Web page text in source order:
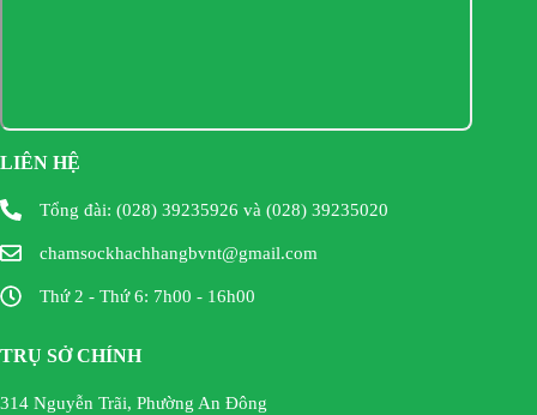
LIÊN HỆ
Tổng đài: (028) 39235926 và (028) 39235020
chamsockhachhangbvnt@gmail.com
Thứ 2 - Thứ 6: 7h00 - 16h00
TRỤ SỞ CHÍNH
314 Nguyễn Trãi, Phường An Đông